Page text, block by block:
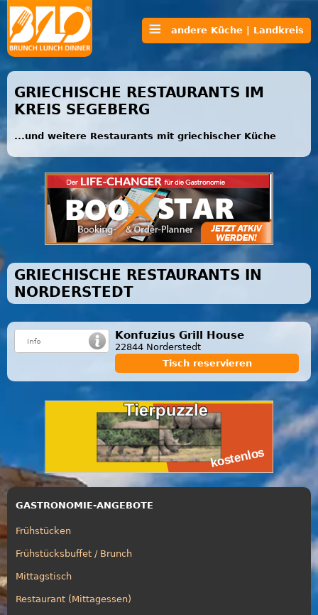
andere Küche | Landkreis
GRIECHISCHE RESTAURANTS IM
KREIS SEGEBERG
...und weitere Restaurants mit griechischer Küche
GRIECHISCHE RESTAURANTS IN
NORDERSTEDT
Konfuzius Grill House
22844 Norderstedt
Tisch reservieren
GASTRONOMIE-ANGEBOTE
Frühstücken
Frühstücksbuffet / Brunch
Mittagstisch
Restaurant (Mittagessen)